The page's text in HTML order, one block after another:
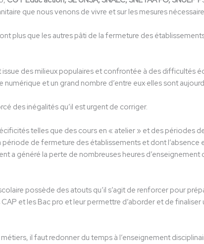
que nous venons de vivre et sur les mesures
plus que les autres pâti de la fermeture des
des milieux populaires et confrontée à des difficultés
et un grand nombre d’entre eux·elles sont
des inégalités qu’il est urgent de corriger.
telles que des cours en « atelier » et des périodes
de fermeture des établissements et dont l’absence
a généré la perte de nombreuses heures d’enseignement
possède des atouts qu’il s’agit de renforcer pour
et les Bac pro et leur permettre d’aborder et de
il faut redonner du temps à l’enseignement